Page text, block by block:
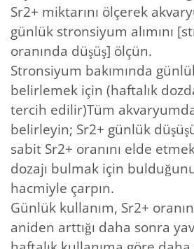
Sr2+ miktarını ölçerek
günlük stronsiyum alımını
oranında düşüş] ölçün.
Stronsiyum bakımında
belirlemek için (haftalık
tercih edilir)Tüm
belirleyin; Sr2+ günlük
sabit Sr2+ oranını elde
dozajı bulmak için
hacmiyle çarpın.
Günlük kullanım, Sr2+
aniden arttığı daha sonra